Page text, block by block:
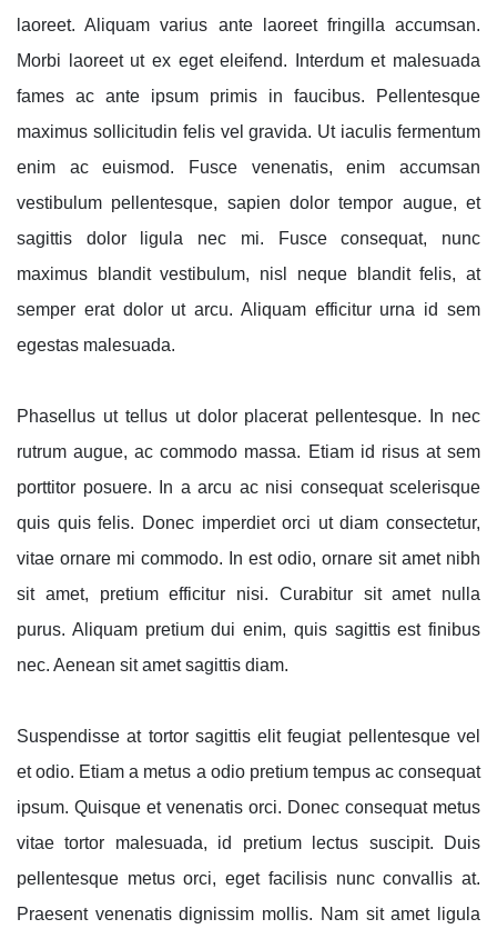
laoreet. Aliquam varius ante laoreet fringilla accumsan.
Morbi laoreet ut ex eget eleifend. Interdum et malesuada
fames ac ante ipsum primis in faucibus. Pellentesque
maximus sollicitudin felis vel gravida. Ut iaculis fermentum
enim ac euismod. Fusce venenatis, enim accumsan
vestibulum pellentesque, sapien dolor tempor augue, et
sagittis dolor ligula nec mi. Fusce consequat, nunc
maximus blandit vestibulum, nisl neque blandit felis, at
semper erat dolor ut arcu. Aliquam efficitur urna id sem
egestas malesuada.
Phasellus ut tellus ut dolor placerat pellentesque. In nec
rutrum augue, ac commodo massa. Etiam id risus at sem
porttitor posuere. In a arcu ac nisi consequat scelerisque
quis quis felis. Donec imperdiet orci ut diam consectetur,
vitae ornare mi commodo. In est odio, ornare sit amet nibh
sit amet, pretium efficitur nisi. Curabitur sit amet nulla
purus. Aliquam pretium dui enim, quis sagittis est finibus
nec. Aenean sit amet sagittis diam.
Suspendisse at tortor sagittis elit feugiat pellentesque vel
et odio. Etiam a metus a odio pretium tempus ac consequat
ipsum. Quisque et venenatis orci. Donec consequat metus
vitae tortor malesuada, id pretium lectus suscipit. Duis
pellentesque metus orci, eget facilisis nunc convallis at.
Praesent venenatis dignissim mollis. Nam sit amet ligula